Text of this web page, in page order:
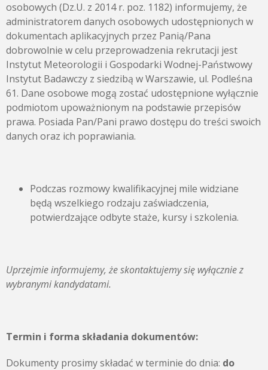
osobowych (Dz.U. z 2014 r. poz. 1182) informujemy, że
administratorem danych osobowych udostępnionych w
dokumentach aplikacyjnych przez Panią/Pana
dobrowolnie w celu przeprowadzenia rekrutacji jest
Instytut Meteorologii i Gospodarki Wodnej-Państwowy
Instytut Badawczy z siedzibą w Warszawie, ul. Podleśna
61. Dane osobowe mogą zostać udostępnione wyłącznie
podmiotom upoważnionym na podstawie przepisów
prawa. Posiada Pan/Pani prawo dostępu do treści swoich
danych oraz ich poprawiania.
Podczas rozmowy kwalifikacyjnej mile widziane
będą wszelkiego rodzaju zaświadczenia,
potwierdzające odbyte staże, kursy i szkolenia.
Uprzejmie informujemy, że skontaktujemy się wyłącznie z
wybranymi kandydatami.
Termin i forma składania dokumentów:
Dokumenty prosimy składać w terminie do dnia: do